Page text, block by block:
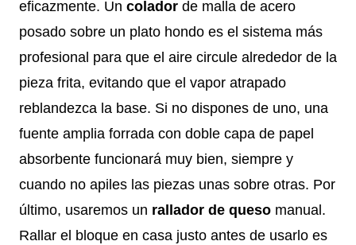
eficazmente. Un colador de malla de acero
posado sobre un plato hondo es el sistema más
profesional para que el aire circule alrededor de la
pieza frita, evitando que el vapor atrapado
reblandezca la base. Si no dispones de uno, una
fuente amplia forrada con doble capa de papel
absorbente funcionará muy bien, siempre y
cuando no apiles las piezas unas sobre otras. Por
último, usaremos un rallador de queso manual.
Rallar el bloque en casa justo antes de usarlo es